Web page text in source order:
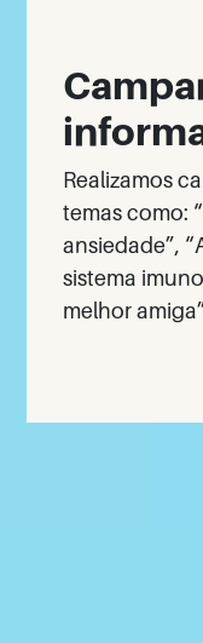
Realizamos
temas como:
ansiedade”,
sistema
melhor